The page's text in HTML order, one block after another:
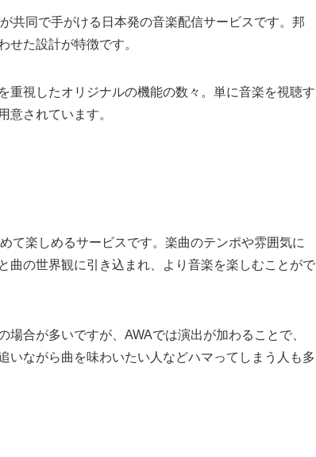
共同で手がける日本発の音楽配信サービスです。邦
せた設計が特徴です。
重視したオリジナルの機能の数々。単に音楽を視聴す
意されています。
て楽しめるサービスです。楽曲のテンポや雰囲気に
曲の世界観に引き込まれ、より音楽を楽しむことがで
合が多いですが、AWAでは演出が加わることで、
いながら曲を味わいたい人などハマってしまう人も多